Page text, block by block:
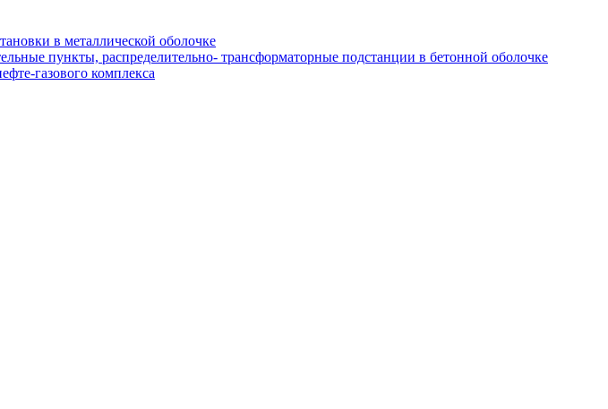
в металлической оболочке
пункты, распределительно- трансформаторные подстанции в бетонной оболочке
газового комплекса